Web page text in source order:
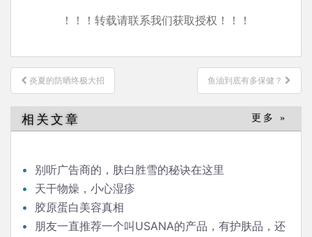
！！！转载请联系我们获取授权！！！
文
章
导
航
炎夏的防晒终极大招 鱼油到底有多保健？
相关文章 更多 »
别听广告商的，肤白胜雪的秘诀在这里
天干物燥，小心湿疹
胶原蛋白美容真相
朋友一直推荐一个叫USANA的产品，有护肤品，还